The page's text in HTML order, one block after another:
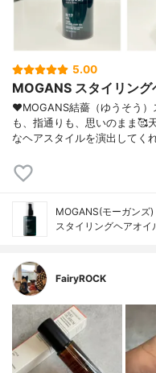
5.00
MOGANS スタイリング
♥MOGANS結薔（ゆうそう）
も、指通りも、思いのまま🥰
なヘアスタイルを演出してく
MOGANS(モーガンズ)
スタイリングヘアオイ
FairyROCK